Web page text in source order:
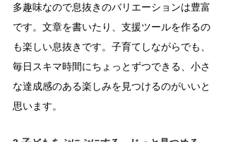
多趣味なので息抜きのバリエーションは豊富
です。文章を書いたり、支援ツールを作るの
も楽しい息抜きです。子育てしながらでも、
毎日スキマ時間にちょっとずつできる、小さ
な達成感のある楽しみを見つけるのがいいと
思います。